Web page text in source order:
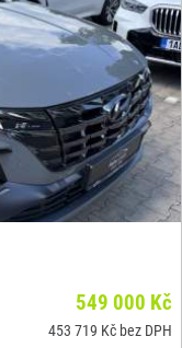
549 000 Kč
453 719 Kč bez DPH